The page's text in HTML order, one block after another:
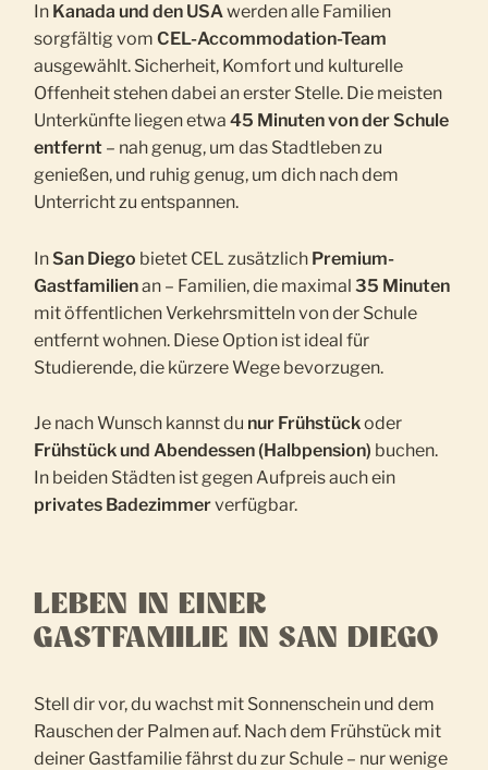
In Kanada und den USAwerden alle Familien
sorgfältig vomCEL-Accommodation-Team
ausgewählt. Sicherheit, Komfort und kulturelle
Offenheit stehen dabei an erster Stelle. Die meisten
Unterkünfte liegen etwa45 Minuten von der Schule
entfernt – nah genug, um das Stadtleben zu
genießen, und ruhig genug, um dich nach dem
Unterricht zu entspannen.
InSan Diego bietet CEL zusätzlich Premium-
Gastfamilienan – Familien, die maximal35 Minuten
mit öffentlichen Verkehrsmitteln von der Schule
entfernt wohnen. Diese Option ist ideal für
Studierende, die kürzere Wege bevorzugen.
Je nach Wunsch kannst du nur Frühstückoder
Frühstück und Abendessen (Halbpension) buchen.
In beiden Städten ist gegen Aufpreis auch ein
privates Badezimmerverfügbar.
LEBEN IN EINER
GASTFAMILIE IN SAN DIEGO
Stell dir vor, du wachst mit Sonnenschein und dem
Rauschen der Palmen auf. Nach dem Frühstück mit
deiner Gastfamilie fährst du zur Schule – nur wenige